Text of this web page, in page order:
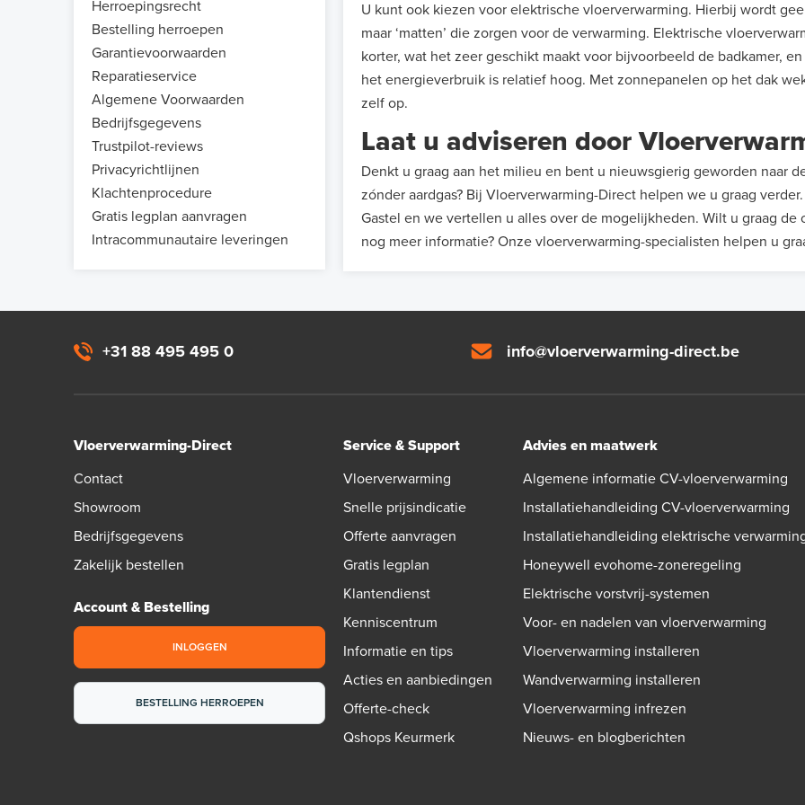
Herroepingsrecht
Bestelling herroepen
Garantievoorwaarden
Reparatieservice
Algemene Voorwaarden
Bedrijfsgegevens
Trustpilot-reviews
Privacyrichtlijnen
Klachtenprocedure
Gratis legplan aanvragen
Intracommunautaire leveringen
U kunt ook kiezen voor elektrische vloerverwarming. Hierbij wordt
maar ‘matten’ die zorgen voor de verwarming. Elektrische
korter, wat het zeer geschikt maakt voor bijvoorbeeld de badkamer,
het energieverbruik is relatief hoog. Met zonnepanelen op het dak
zelf op.
Laat u adviseren door
Denkt u graag aan het milieu en bent u nieuwsgierig geworden naar
zónder aardgas? Bij Vloerverwarming-Direct helpen we u graag
Gastel en we vertellen u alles over de mogelijkheden. Wilt u graag
nog meer informatie? Onze vloerverwarming-specialisten helpen u
+31 88 495 495 0 info@vloerverwarming-direct.be
Vloerverwarming-Direct
Contact
Showroom
Bedrijfsgegevens
Zakelijk bestellen
Account & Bestelling
INLOGGEN
BESTELLING HERROEPEN
Service & Support
Vloerverwarming
Snelle prijsindicatie
Offerte aanvragen
Gratis legplan
Klantendienst
Kenniscentrum
Informatie en tips
Acties en aanbiedingen
Offerte-check
Qshops Keurmerk
Advies en maatwerk
Algemene informatie CV-vloerverwarming
Installatiehandleiding CV-vloerverwarming
Installatiehandleiding elektrische
Honeywell evohome-zoneregeling
Elektrische vorstvrij-systemen
Voor- en nadelen van vloerverwarming
Vloerverwarming installeren
Wandverwarming installeren
Vloerverwarming infrezen
Nieuws- en blogberichten